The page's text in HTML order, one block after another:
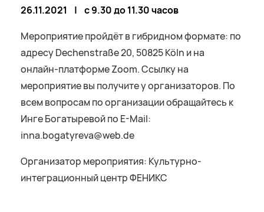
26.11.2021 | с 9.30 до 11.30 часов
Мероприятие пройдёт в гибридном формате: по
адресу Dechenstraße 20, 50825 Köln и на
онлайн-платформе Zoom. Ссылку на
мероприятие вы получите у организаторов. По
всем вопросам по организации обращайтесь к
Инге Богатыревой по E-Mail:
inna.bogatyreva@web.de
Организатор мероприятия: Культурно-
интеграционный центр ФЕНИКС